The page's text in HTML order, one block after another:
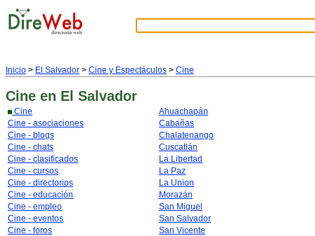
Inicio > El Salvador > Cine y Espectáculos > Cine
Cine en El Salvador
Cine
Cine - asociaciones
Cine - blogs
Cine - chats
Cine - clasificados
Cine - cursos
Cine - directorios
Cine - educación
Cine - empleo
Cine - eventos
Cine - foros
Ahuachapán
Cabañas
Chalatenango
Cuscatlán
La Libertad
La Paz
La Union
Morazán
San Miguel
San Salvador
San Vicente